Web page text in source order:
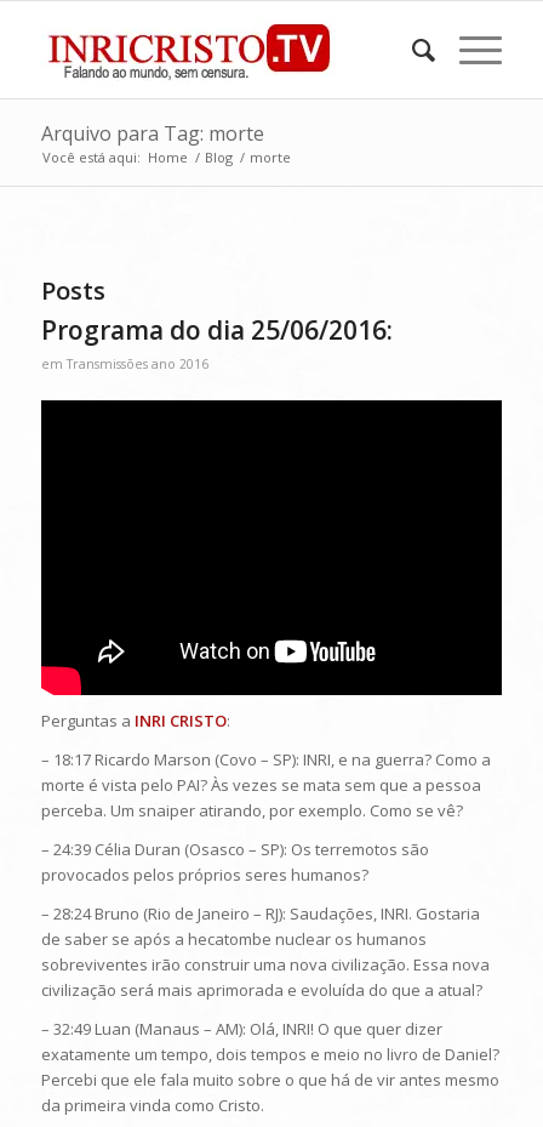
Arquivo para Tag: morte
Você está aqui: Home / Blog / morte
Posts
Programa do dia 25/06/2016:
emTransmissões ano 2016
Perguntas a INRI CRISTO:
– 18:17 Ricardo Marson (Covo – SP): INRI, e na guerra? Como a
morte é vista pelo PAI? Às vezes se mata sem que a pessoa
perceba. Um snaiper atirando, por exemplo. Como se vê?
– 24:39 Célia Duran (Osasco – SP): Os terremotos são
provocados pelos próprios seres humanos?
– 28:24 Bruno (Rio de Janeiro – RJ): Saudações, INRI. Gostaria
de saber se após a hecatombe nuclear os humanos
sobreviventes irão construir uma nova civilização. Essa nova
civilização será mais aprimorada e evoluída do que a atual?
– 32:49 Luan (Manaus – AM): Olá, INRI! O que quer dizer
exatamente um tempo, dois tempos e meio no livro de Daniel?
Percebi que ele fala muito sobre o que há de vir antes mesmo
da primeira vinda como Cristo.